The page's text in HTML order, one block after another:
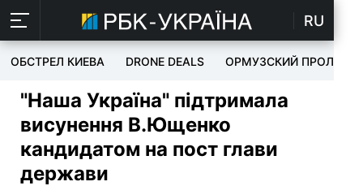
RU
ОБСТРЕЛ КИЕВА DRONE DEALS ОРМУЗСКИЙ ПРОЛИВ
"Наша Україна" підтримала
висунення В.Ющенко
кандидатом на пост глави
держави